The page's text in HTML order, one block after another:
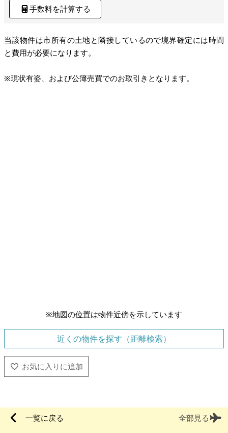
手数料を計算する
当該物件は市所有の土地と隣接しているので境界確定には時間
と費用が必要になります。
※現状有姿、および公簿売買でのお取引きとなります。
※地図の位置は物件近傍を示しています
近くの物件を探す（距離検索）
一覧に戻る 全部見る